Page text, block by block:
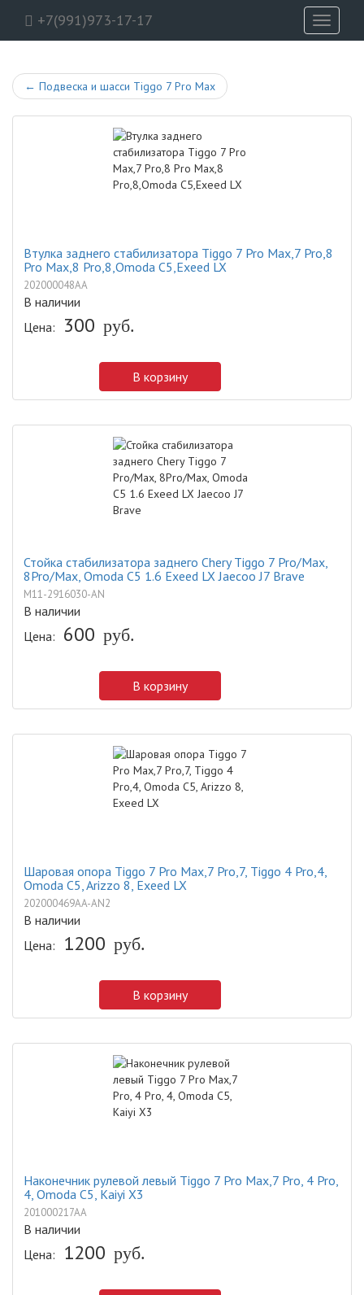
+7(991)973-17-17
Toggle
← Подвеска и шасси Tiggo 7 Pro Max
Втулка заднего стабилизатора Tiggo 7 Pro Max,7 Pro,8
Pro Max,8 Pro,8,Omoda C5,Exeed LX
202000048AA
В наличии
Цена:
300 руб.
В корзину
Стойка стабилизатора заднего Chery Tiggo 7 Pro/Max,
8Pro/Max, Omoda C5 1.6 Exeed LX Jaecoo J7 Brave
M11-2916030-AN
В наличии
Цена: 600 руб.
В корзину
Шаровая опора Tiggo 7 Pro Max,7 Pro,7, Tiggo 4 Pro,4,
Omoda C5, Arizzo 8, Exeed LX
202000469AA-AN2
В наличии
Цена:
1200 руб.
В корзину
Наконечник рулевой левый Tiggo 7 Pro Max,7 Pro, 4 Pro,
4, Omoda C5, Kaiyi X3
201000217AA
В наличии
Цена:
1200 руб.